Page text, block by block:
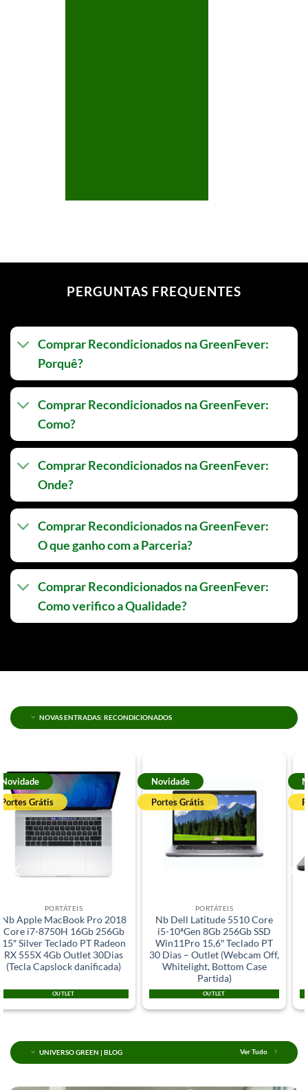
PERGUNTAS FREQUENTES
Comprar Recondicionados na GreenFever:
Porquê?
Comprar Recondicionados na GreenFever:
Como?
Comprar Recondicionados na GreenFever:
Onde?
Comprar Recondicionados na GreenFever:
O que ganho com a Parceria?
Comprar Recondicionados na GreenFever:
Como verifico a Qualidade?
NOVAS ENTRADAS: RECONDICIONADOS
Novidade
Portes Grátis
PORTÁTEIS
Nb Dell Latitude 5510 Core
i5-10ªGen 8Gb 256Gb SSD
Win11Pro 15,6″ Teclado PT
30 Dias – Outlet (Webcam Off,
Whitelight, Bottom Case
OUTLET
Novidade
Portes Grátis
PORTÁTEIS
Nb Dell Latitude 5400 Core
i7-8ªGen 8Gb 256Gb SSD
Win11Pro Sem Webcam
Teclado PT
GRADE A
UNIVERSO GREEN | BLOG Ver Tudo